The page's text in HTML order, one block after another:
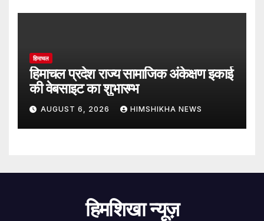
हिमाचल
हिमाचल प्रदेश राज्य सामाजिक अंकेक्षण इकाई
की वेबसाइट का शुभारम्भ
AUGUST 6, 2026 HIMSHIKHA NEWS
हिमशिखा न्यूज़